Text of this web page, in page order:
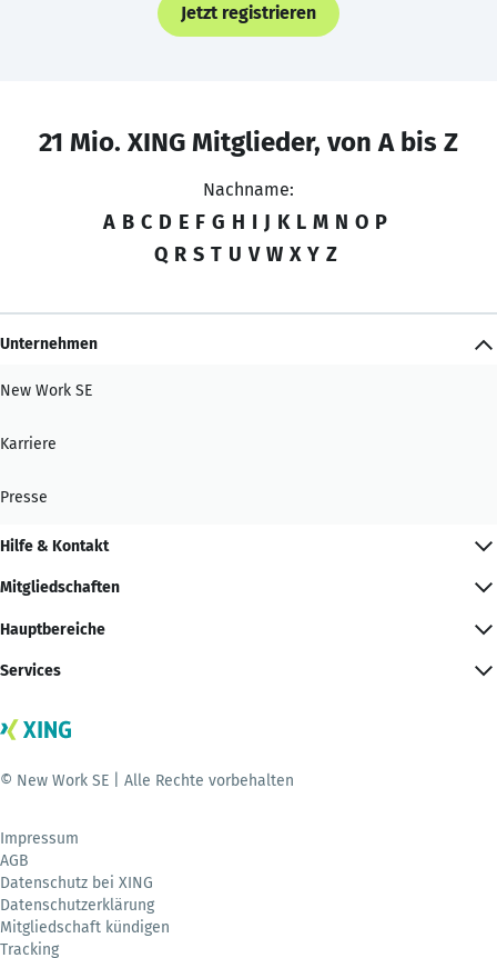
Jetzt registrieren
21 Mio. XING Mitglieder, von A bis Z
Nachname:
A B C D E F G H I J K L M N O P
Q R S T U V W X Y Z
Unternehmen
New Work SE
Karriere
Presse
Hilfe & Kontakt
Mitgliedschaften
Hauptbereiche
Services
© New Work SE | Alle Rechte vorbehalten
Impressum
AGB
Datenschutz bei XING
Datenschutzerklärung
Mitgliedschaft kündigen
Tracking